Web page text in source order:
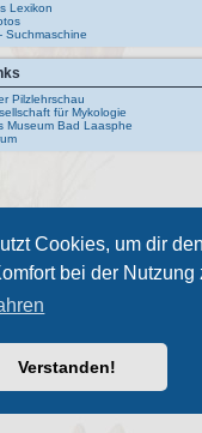
Cookies, um dir den
bei der Nutzung
Verstanden!
Lexikon
Suchmaschine
Pilzlehrschau
für Mykologie
Museum Bad Laasphe